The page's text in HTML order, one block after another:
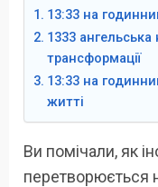
13:33 на
1333
трансформації
13:33 на
житті
Ви помічали, як
перетворюється